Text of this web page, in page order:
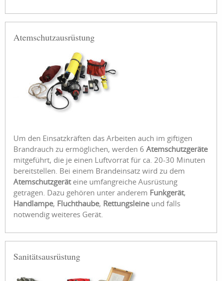
Atemschutzausrüstung
Um den Einsatzkräften das Arbeiten auch im giftigen
Brandrauch zu ermöglichen, werden 6 Atemschutzgeräte
mitgeführt, die je einen Luftvorrat für ca. 20-30 Minuten
bereitstellen. Bei einem Brandeinsatz wird zu dem
Atemschutzgeräteine umfangreiche Ausrüstung
getragen. Dazu gehören unter anderem Funkgerät,
Handlampe, Fluchthaube, Rettungsleineund falls
notwendig weiteres Gerät.
Sanitätsausrüstung